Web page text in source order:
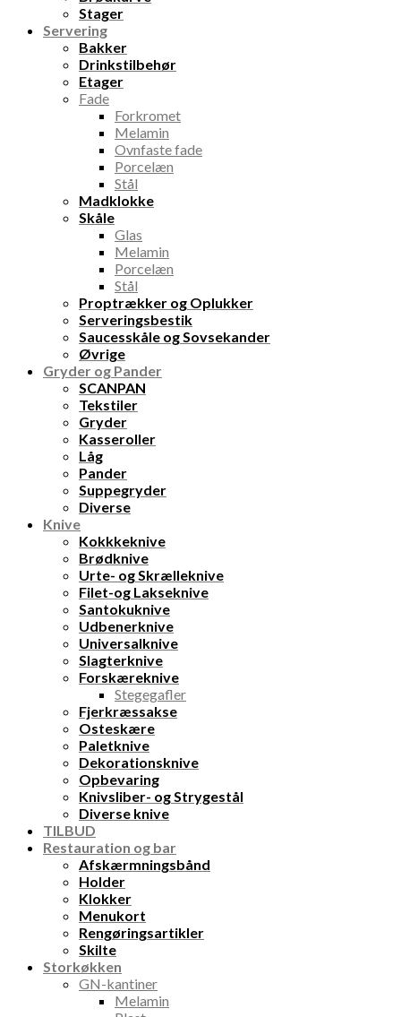
Stager
Servering
Bakker
Drinkstilbehør
Etager
Fade
Forkromet
Melamin
Ovnfaste fade
Porcelæn
Stål
Madklokke
Skåle
Glas
Melamin
Porcelæn
Stål
Proptrækker og Oplukker
Serveringsbestik
Saucesskåle og Sovsekander
Øvrige
Gryder og Pander
SCANPAN
Tekstiler
Gryder
Kasseroller
Låg
Pander
Suppegryder
Diverse
Knive
Kokkkeknive
Brødknive
Urte- og Skrælleknive
Filet-og Lakseknive
Santokuknive
Udbenerknive
Universalknive
Slagterknive
Forskæreknive
Stegegafler
Fjerkræssakse
Osteskære
Paletknive
Dekorationsknive
Opbevaring
Knivsliber- og Strygestål
Diverse knive
TILBUD
Restauration og bar
Afskærmningsbånd
Holder
Klokker
Menukort
Rengøringsartikler
Skilte
Storkøkken
GN-kantiner
Melamin